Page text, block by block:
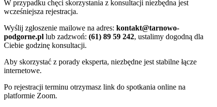
W przypadku chęci skorzystania z konsultacji niezbędna jest
wcześniejsza rejestracja.
Wyślij zgłoszenie mailowe na adres: kontakt@tarnowo-
podgorne.pl lub zadzwoń: (61) 89 59 242, ustalimy dogodną dla
Ciebie godzinę konsultacji.
Aby skorzystać z porady eksperta, niezbędne jest stabilne łącze
internetowe.
Po rejestracji terminu otrzymasz link do spotkania online na
platformie Zoom.